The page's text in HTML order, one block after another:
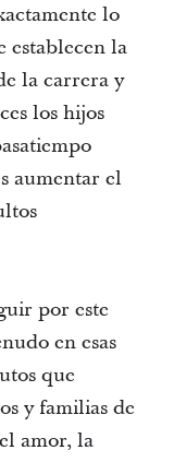
lo
establecen la
la carrera y
los hijos
aumentar el
por este
en esas
que
y familias de
amor, la